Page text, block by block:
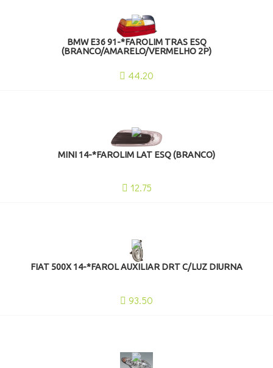
BMW E36 91-*FAROLIM TRAS ESQ
(BRANCO/AMARELO/VERMELHO 2P)
44.20
MINI 14-*FAROLIM LAT ESQ (BRANCO)
12.75
FIAT 500X 14-*FAROL AUXILIAR DRT C/LUZ DIURNA
93.50